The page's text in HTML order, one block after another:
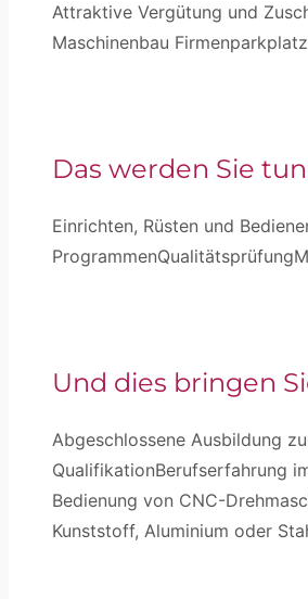
Attraktive Vergütung und
Maschinenbau
Das werden Sie
Einrichten, Rüsten und
Und dies bringen
Abgeschlossene Ausbildung
QualifikationBerufserfahrung
Bedienung von CNC-
Kunststoff, Aluminium oder